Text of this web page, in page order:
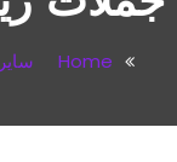
Home